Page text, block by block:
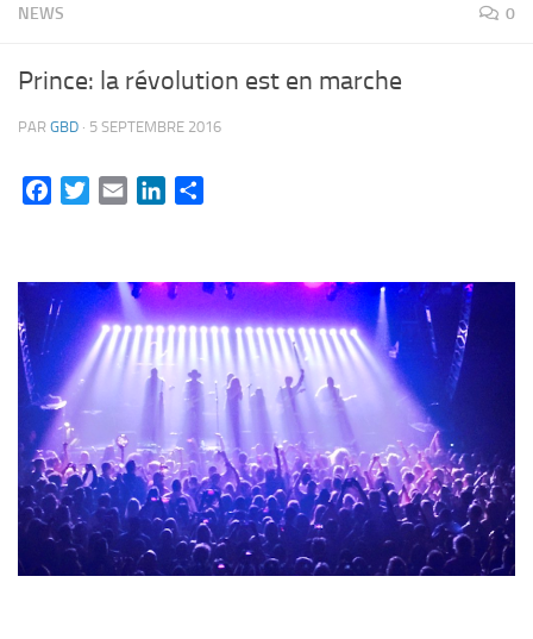
NEWS 0
Prince: la révolution est en marche
PAR GBD · 5 SEPTEMBRE 2016
FacebookTwitterEmail LinkedIn